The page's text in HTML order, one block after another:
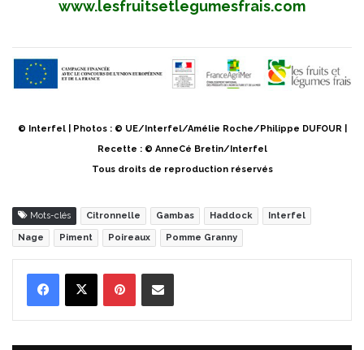
www.lesfruitsetlegumesfrais.com
© Interfel | Photos : © UE/Interfel/Amélie Roche/Philippe DUFOUR |
Recette : © AnneCé Bretin/Interfel
Tous droits de reproduction réservés
Mots-clés Citronnelle Gambas Haddock Interfel
Nage Piment Poireaux Pomme Granny